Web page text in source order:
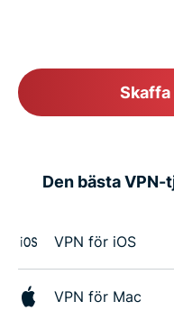
Skaffa
Den bästa
VPN för iOS
VPN för Mac